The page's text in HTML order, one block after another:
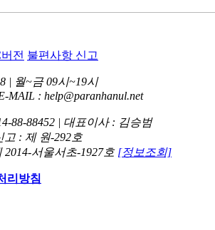
전 불편사항 신고
| 월~금 09시~19시
MAIL : help@paranhanul.net
88-88452 | 대표이사 : 김승범
: 제 원-292호
서울서초-1927호 [정보조회]
리방침